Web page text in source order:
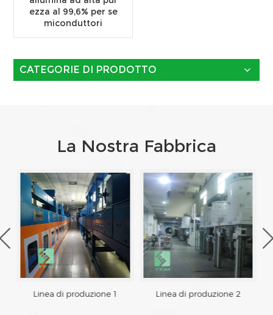
ezza al 99,6% per se
miconduttori
CATEGORIE DI PRODOTTO
La Nostra Fabbrica
Linea di produzione 1 Linea di produzione 2